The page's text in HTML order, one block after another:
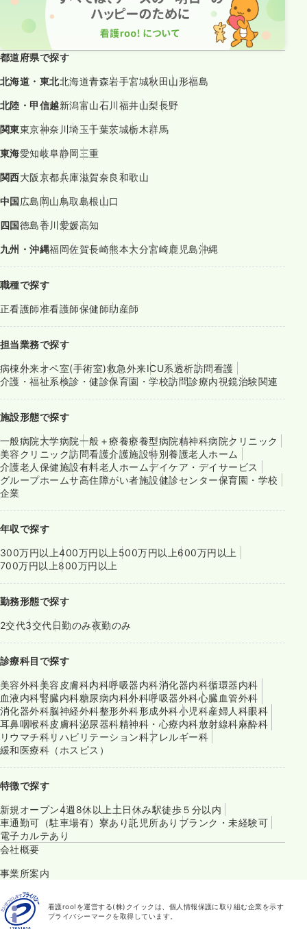
都道府県で探す
北海道・東北北海道青森岩手宮城秋田山形福島
北陸・甲信越新潟富山石川福井山梨長野
関東東京神奈川埼玉千葉茨城栃木群馬
東海愛知岐阜静岡三重
関西大阪京都兵庫滋賀奈良和歌山
中国広島岡山鳥取島根山口
四国徳島香川愛媛高知
九州・沖縄福岡佐賀長崎熊本大分宮崎鹿児島沖縄
職種で探す
正看護師准看護師保健師助産師
担当業務で探す
病棟外来オペ室(手術室)救急外来ICU系透析訪問看護
介護・福祉系検診・健診保育園・学校訪問診療内視鏡治験関連
施設形態で探す
一般病院大学病院一般＋療養療養型病院精神科病院クリニック
美容クリニック訪問看護介護施設特別養護老人ホーム
介護老人保健施設有料老人ホームデイケア・デイサービス
グループホームサ高住障がい者施設健診センター保育園・学校
企業
年収で探す
300万円以上400万円以上 500万円以上600万円以上
700万円以上800万円以上
勤務形態で探す
2交代3交代日勤のみ夜勤のみ
診療科目で探す
美容外科美容皮膚科内科呼吸器内科消化器内科循環器内科
血液内科腎臓内科糖尿病内科外科呼吸器外科心臓血管外科
消化器外科脳神経外科整形外科形成外科小児科産婦人科眼科
耳鼻咽喉科皮膚科泌尿器科精神科・心療内科放射線科麻酔科
リウマチ科リハビリテーション科アレルギー科
緩和医療科（ホスピス）
特徴で探す
新規オープン4週8休以上 土日休み駅徒歩５分以内
車通勤可（駐車場有） 寮あり託児所あり ブランク・未経験可
電子カルテあり
会社概要
事業所案内
看護roo!を運営する(株)クイックは、個人情報保護に取り組む企業を示す
プライバシーマークを取得しています。